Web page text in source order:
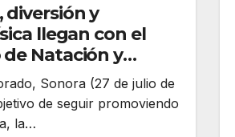
diversión y
llegan con el
Natación y
Sonora (27 de julio de
de seguir promoviendo
la…